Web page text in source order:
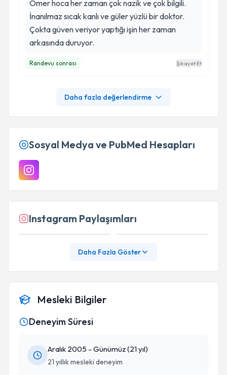
Ömer hoca her zaman çok nazik ve çok bilgili.
İnanılmaz sıcak kanlı ve güler yüzlü bir doktor.
Çokta güven veriyor yaptığı işin her zaman
arkasında duruyor.
Randevu sonrası Şikayet Et
Daha fazla değerlendirme
Sosyal Medya ve PubMed Hesapları
Instagram Paylaşımları
Daha Fazla Göster
Mesleki Bilgiler
Deneyim Süresi
Aralık 2005 - Günümüz (21 yıl)
21 yıllık mesleki deneyim